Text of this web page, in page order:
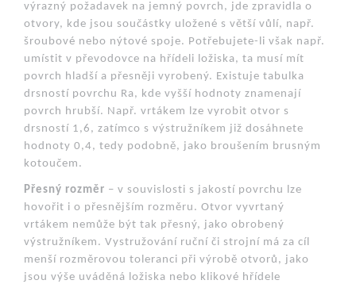
výrazný požadavek na jemný povrch, jde zpravidla o
otvory, kde jsou součástky uložené s větší vůlí, např.
šroubové nebo nýtové spoje. Potřebujete-li však např.
umístit v převodovce na hřídeli ložiska, ta musí mít
povrch hladší a přesněji vyrobený. Existuje tabulka
drsností povrchu Ra, kde vyšší hodnoty znamenají
povrch hrubší. Např. vrtákem lze vyrobit otvor s
drsností 1,6, zatímco s výstružníkem již dosáhnete
hodnoty 0,4, tedy podobně, jako broušením brusným
kotoučem.
Přesný rozměr – v souvislosti s jakostí povrchu lze
hovořit i o přesnějším rozměru. Otvor vyvrtaný
vrtákem nemůže být tak přesný, jako obrobený
výstružníkem. Vystružování ruční či strojní má za cíl
menší rozměrovou toleranci při výrobě otvorů, jako
jsou výše uváděná ložiska nebo klikové hřídele